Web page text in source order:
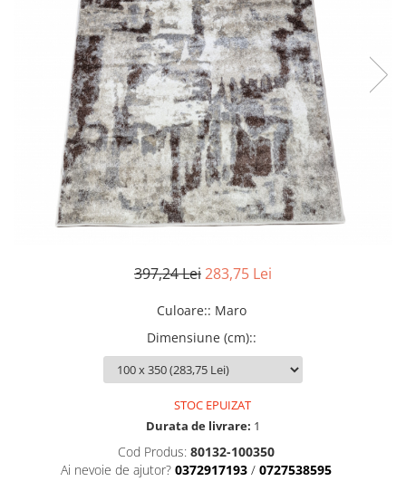
397,24 Lei283,75 Lei
Culoare:: Maro
Dimensiune (cm)::
STOC EPUIZAT
Durata de livrare: 1
Cod Produs: 80132-100350
Ai nevoie de ajutor? 0372917193 / 0727538595